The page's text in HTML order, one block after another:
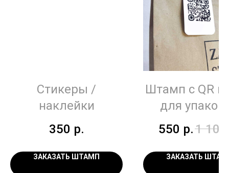
Стикеры /
наклейки
350 р.
ЗАКАЗАТЬ ШТАМП
Штамп с QR
для
550 р.1 100
ЗАКАЗАТЬ